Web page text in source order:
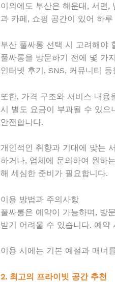
이외에도 부산은 해운대, 서면,
과 카페, 쇼핑 공간이 있어 하
부산 풀싸롱 선택 시 고려해야
풀싸롱을 방문하기 전에 몇 가
인터넷 후기, SNS, 커뮤니티
또한, 가격 구조와 서비스 내
시 별도 요금이 부과될 수 있으
안전합니다.
개인적인 취향과 기대에 맞는
하거나, 업체에 문의하여 원하
해 세심한 준비가 필요합니다.
이용 방법과 주의사항
풀싸롱은 예약이 가능하며, 방
받기 어려울 수 있습니다. 예약
이용 시에는 기본 예절과 매너
2. 최고의 프라이빗 공간 추천